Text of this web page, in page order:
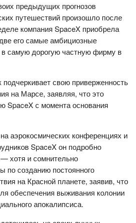
предыдущих прогнозов
путешествий произошло после
компания SpaceX приобрела
его самые амбициозные
в самую дорогую частную фирму в
свою приверженность
на Марсе, заявляя, что это
SpaceX с момента основания
аэрокосмических конференциях и
SpaceX он подробно
хотя и сомнительно
созданию постоянного
на Красной планете, заявив, что
обеспечения выживания колонии
апокалипсиса.